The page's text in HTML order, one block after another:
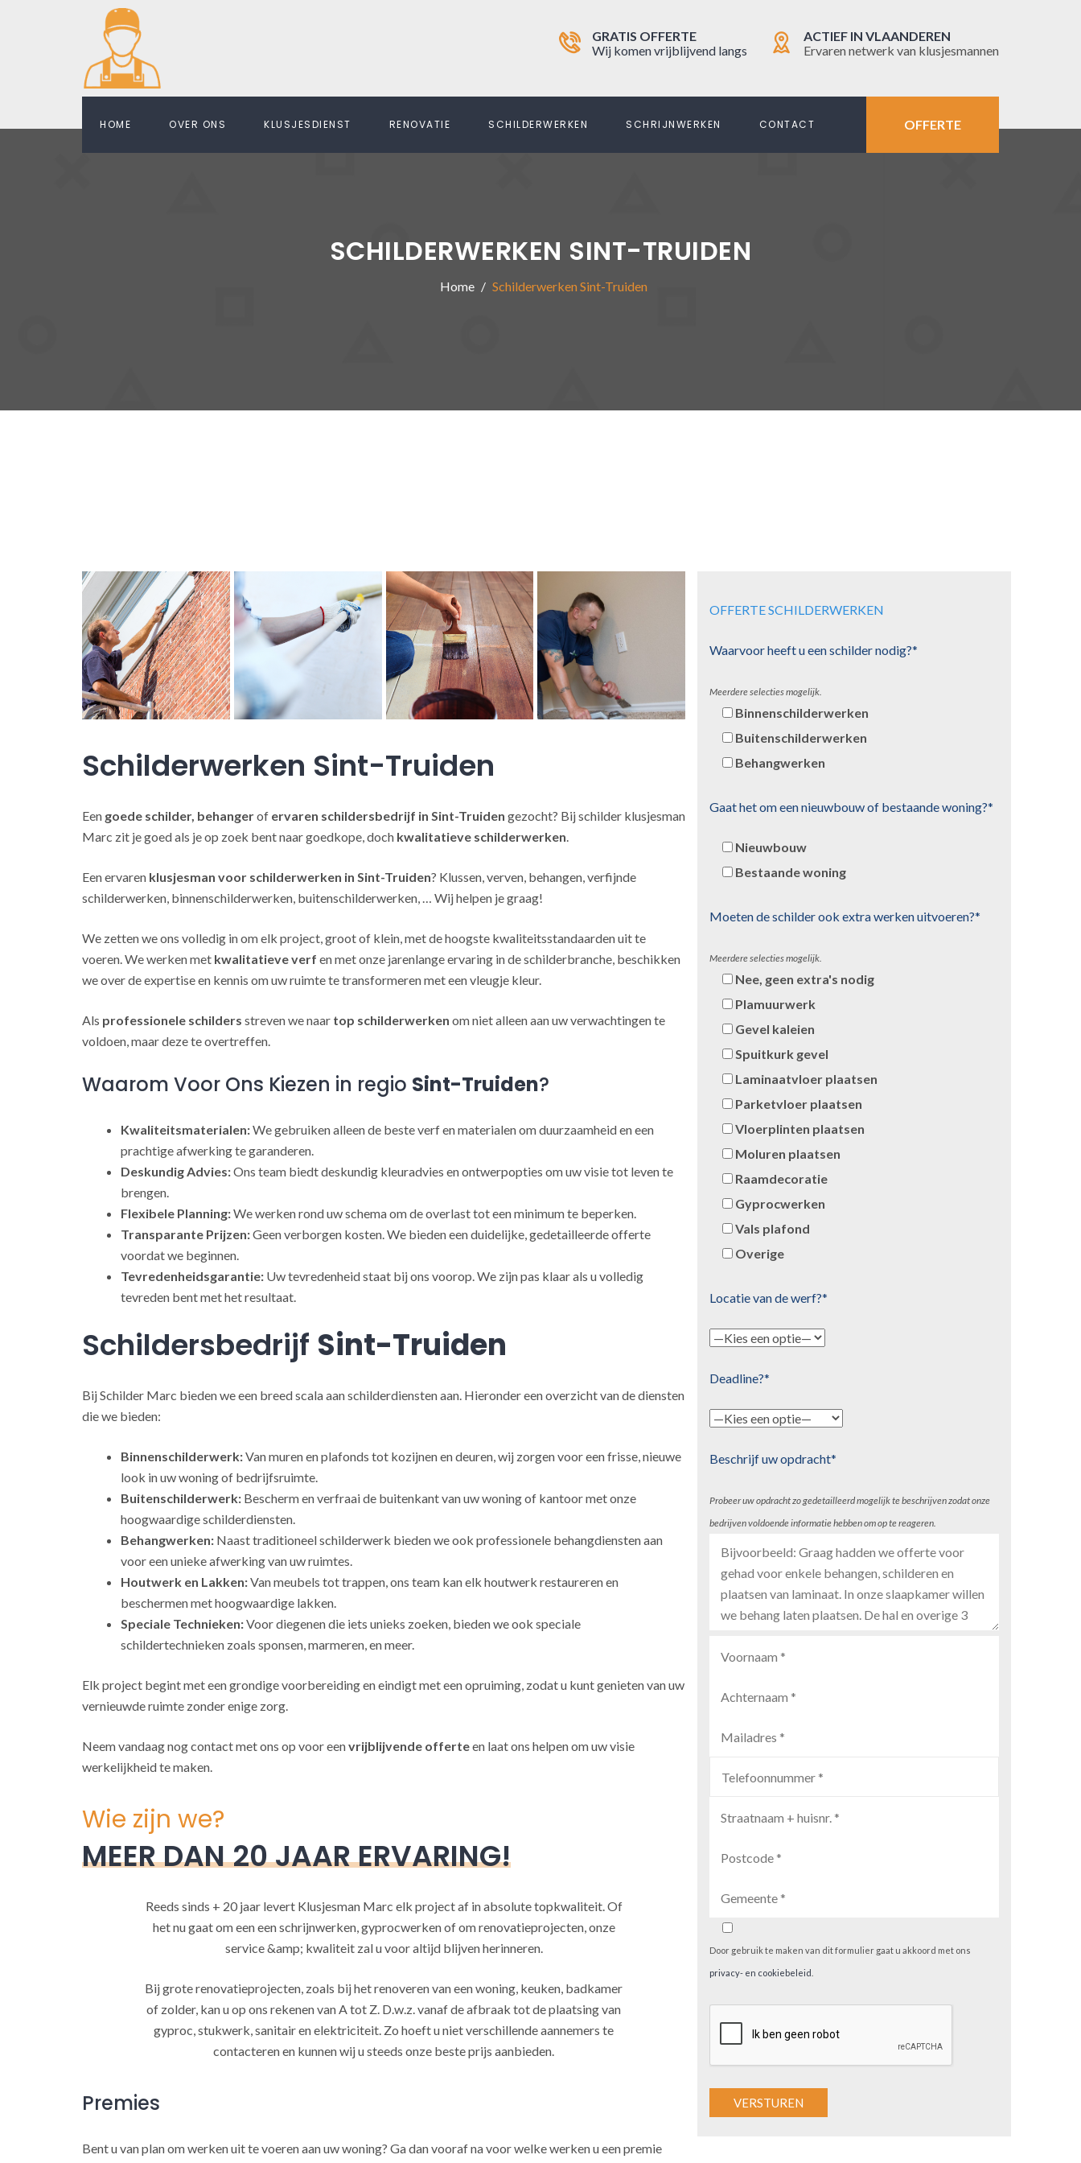
GRATIS OFFERTE
Wij komen vrijblijvend langs
ACTIEF IN VLAANDEREN
Ervaren netwerk van klusjesmannen
HOME OVER ONS KLUSJESDIENST RENOVATIE SCHILDERWERKEN SCHRIJNWERKEN CONTACT OFFERTE
SCHILDERWERKEN SINT-TRUIDEN
Home Schilderwerken Sint-Truiden
Schilderwerken Sint-Truiden
Een goede schilder, behangerof ervaren schildersbedrijf in Sint-Truiden gezocht? Bij schilder klusjesman
Marc zit je goed als je op zoek bent naar goedkope, doch kwalitatieve schilderwerken
Een ervaren klusjesman voor schilderwerken in Sint-Truiden? Klussen, verven, behangen, verfijnde
schilderwerken, binnenschilderwerken, buitenschilderwerken, … Wij helpen je graag!
We zetten we ons volledig in om elk project, groot of klein, met de hoogste kwaliteitsstandaarden uit te
voeren. We werken met kwalitatieve verf en met onze jarenlange ervaring in de schilderbranche, beschikken
we over de expertise en kennis om uw ruimte te transformeren met een vleugje kleur.
Als professionele schilders streven we naar top schilderwerken om niet alleen aan uw verwachtingen te
voldoen, maar deze te overtreffen.
Waarom Voor Ons Kiezen in regio Sint-Truiden?
Kwaliteitsmaterialen:We gebruiken alleen de beste verf en materialen om duurzaamheid en een
prachtige afwerking te garanderen.
Deskundig Advies:Ons team biedt deskundig kleuradvies en ontwerpopties om uw visie tot leven te
brengen.
Flexibele Planning:We werken rond uw schema om de overlast tot een minimum te beperken.
Transparante Prijzen:Geen verborgen kosten. We bieden een duidelijke, gedetailleerde offerte
voordat we beginnen.
Tevredenheidsgarantie: Uw tevredenheid staat bij ons voorop. We zijn pas klaar als u volledig
tevreden bent met het resultaat.
Schildersbedrijf Sint-Truiden
Bij Schilder Marc bieden we een breed scala aan schilderdiensten aan. Hieronder een overzicht van de diensten
die we bieden:
Binnenschilderwerk:Van muren en plafonds tot kozijnen en deuren, wij zorgen voor een frisse, nieuwe
look in uw woning of bedrijfsruimte.
Buitenschilderwerk: Bescherm en verfraai de buitenkant van uw woning of kantoor met onze
hoogwaardige schilderdiensten.
Behangwerken: Naast traditioneel schilderwerk bieden we ook professionele behangdiensten aan
voor een unieke afwerking van uw ruimtes.
Houtwerk en Lakken:Van meubels tot trappen, ons team kan elk houtwerk restaureren en
beschermen met hoogwaardige lakken.
Speciale Technieken:Voor diegenen die iets unieks zoeken, bieden we ook speciale
schildertechnieken zoals sponsen, marmeren, en meer.
Elk project begint met een grondige voorbereiding en eindigt met een opruiming, zodat u kunt genieten van uw
vernieuwde ruimte zonder enige zorg.
Neem vandaag nog contact met ons op voor eenvrijblijvende offerteen laat ons helpen om uw visie
werkelijkheid te maken.
Wie zijn we?
MEER DAN 20 JAAR ERVARING!
Reeds sinds + 20 jaar levert Klusjesman Marc elk project af in absolute topkwaliteit. Of
het nu gaat om een een schrijnwerken, gyprocwerken of om renovatieprojecten, onze
service &amp; kwaliteit zal u voor altijd blijven herinneren.
Bij grote renovatieprojecten, zoals bij het renoveren van een woning, keuken, badkamer
of zolder, kan u op ons rekenen van A tot Z. D.w.z. vanaf de afbraak tot de plaatsing van
gyproc, stukwerk, sanitair en elektriciteit. Zo hoeft u niet verschillende aannemers te
contacteren en kunnen wij u steeds onze beste prijs aanbieden.
Premies
Bent u van plan om werken uit te voeren aan uw woning? Ga dan vooraf na voor welke werken u een premie
OFFERTE SCHILDERWERKEN
Waarvoor heeft u een schilder nodig?*
Meerdere selecties mogelijk.
Binnenschilderwerken
Buitenschilderwerken
Behangwerken
Gaat het om een nieuwbouw of bestaande woning?*
Nieuwbouw
Bestaande woning
Moeten de schilder ook extra werken uitvoeren?*
Meerdere selecties mogelijk.
Nee, geen extra's nodig
Plamuurwerk
Gevel kaleien
Spuitkurk gevel
Laminaatvloer plaatsen
Parketvloer plaatsen
Vloerplinten plaatsen
Moluren plaatsen
Raamdecoratie
Gyprocwerken
Vals plafond
Overige
Locatie van de werf?*
Deadline?*
Beschrijf uw opdracht*
Probeer uw opdracht zo gedetailleerd mogelijk te beschrijven zodat onze
bedrijven voldoende informatie hebben om op te reageren.
Door gebruik te maken van dit formulier gaat u akkoord met ons
privacy- en cookiebeleid